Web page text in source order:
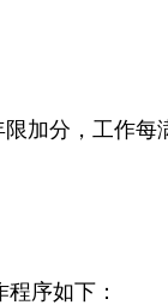
加分，工作
序如下：